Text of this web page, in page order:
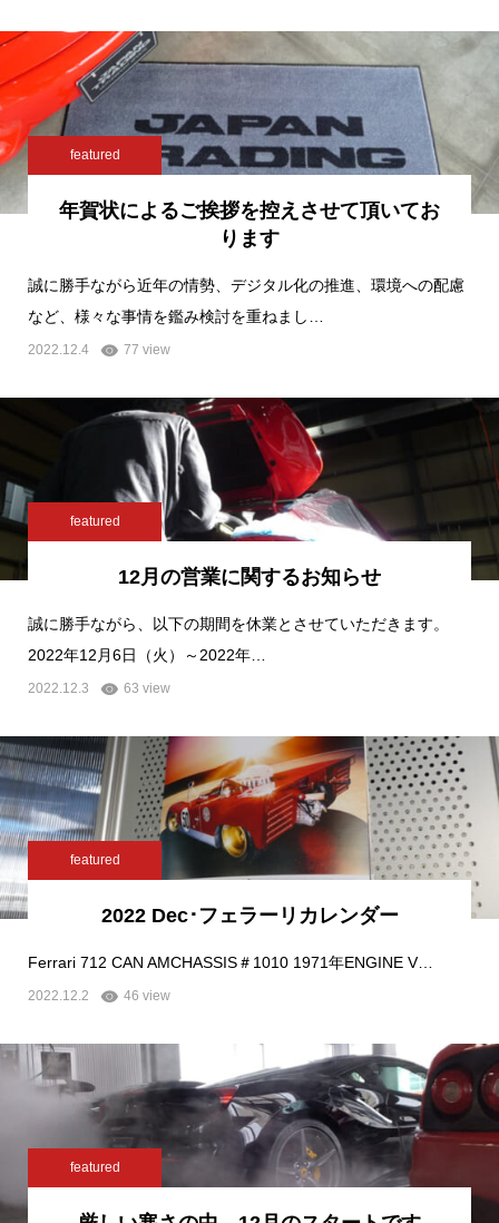
featured
年賀状によるご挨拶を控えさせて頂いてお
ります
誠に勝手ながら近年の情勢、デジタル化の推進、環境への配慮
など、様々な事情を鑑み検討を重ねまし…
2022.12.4 77 view
featured
12月の営業に関するお知らせ
誠に勝手ながら、以下の期間を休業とさせていただきます。
2022年12月6日（火）～2022年…
2022.12.3 63 view
featured
2022 Dec･フェラーリカレンダー
Ferrari 712 CAN AMCHASSIS＃1010 1971年ENGINE V…
2022.12.2 46 view
featured